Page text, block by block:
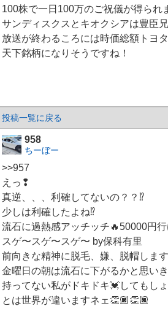
100株で一日100万のご祝儀が得られ
サンディスクスとキオクシアは豊臣
放送が終わるころには時価総額トヨ
天下銘柄になりそうですね！
投稿一覧に戻る
958
ちーぼー
>>957
えっ❢
真逆、、、利確してないの？？⁉️
少しは利確したよね⁉️
流石に過熱感アッチッチ🔥50000円
スゲ〜スゲ〜スゲ〜 by保科有里
前向きな精神に脱毛、嫌、脱帽しま
金曜日の朝は流石に下がるかと思い
持ってない私がドキドキ💓してもし
とは世界が違いますネェ👏🏿👏🏿